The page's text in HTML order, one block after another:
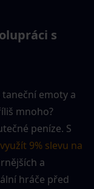
s
emoty a
mnoho?
peníze. S
využít 9% slevu na
a
hráče před